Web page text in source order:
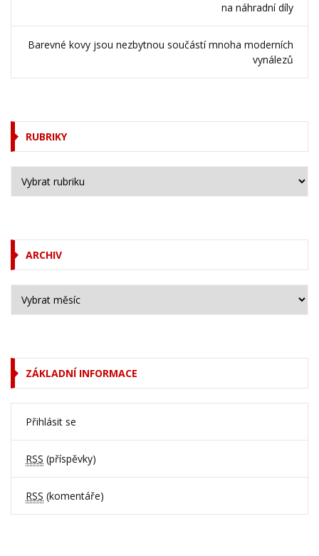
na náhradní díly
Barevné kovy jsou nezbytnou součástí mnoha moderních
vynálezů
RUBRIKY
ARCHIV
ZÁKLADNÍ INFORMACE
Přihlásit se
RSS (příspěvky)
RSS (komentáře)